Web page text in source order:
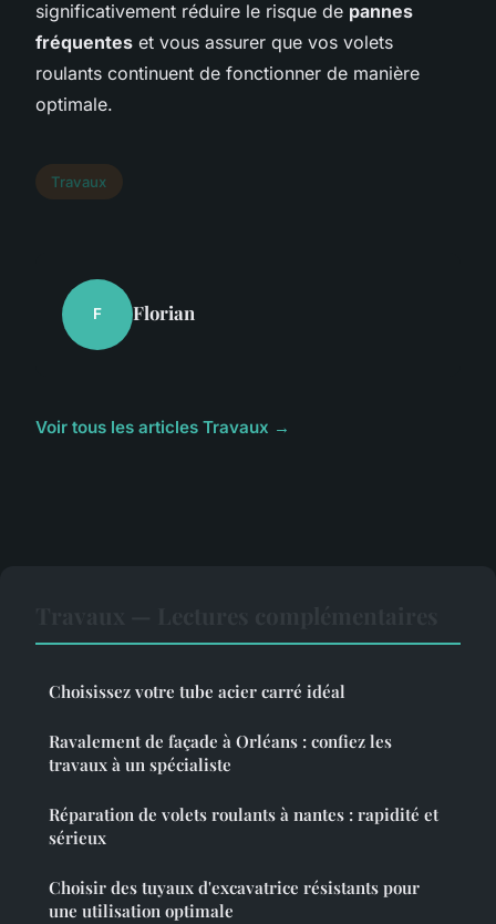
significativement réduire le risque de pannes
fréquentes et vous assurer que vos volets
roulants continuent de fonctionner de manière
optimale.
Travaux
F Florian
Voir tous les articles Travaux →
Choisissez votre tube acier carré idéal
Ravalement de façade à Orléans : confiez les
travaux à un spécialiste
Réparation de volets roulants à nantes : rapidité et
sérieux
Choisir des tuyaux d'excavatrice résistants pour
une utilisation optimale